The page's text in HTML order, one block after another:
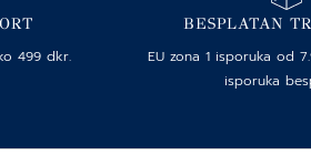
499 dkr.
BESPLATAN
EU zona 1 isporuka od
isporuka